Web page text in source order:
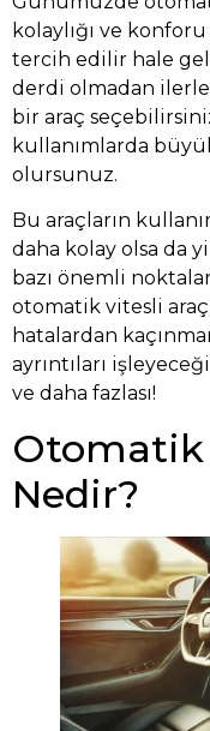
kolaylığı ve
tercih edilir hale
derdi olmadan
bir araç
kullanımlarda
olursunuz.
Bu araçların
daha kolay olsa da
bazı önemli
otomatik vitesli araç
hatalardan
ayrıntıları
ve daha fazlası!
Otomatik
Nedir?